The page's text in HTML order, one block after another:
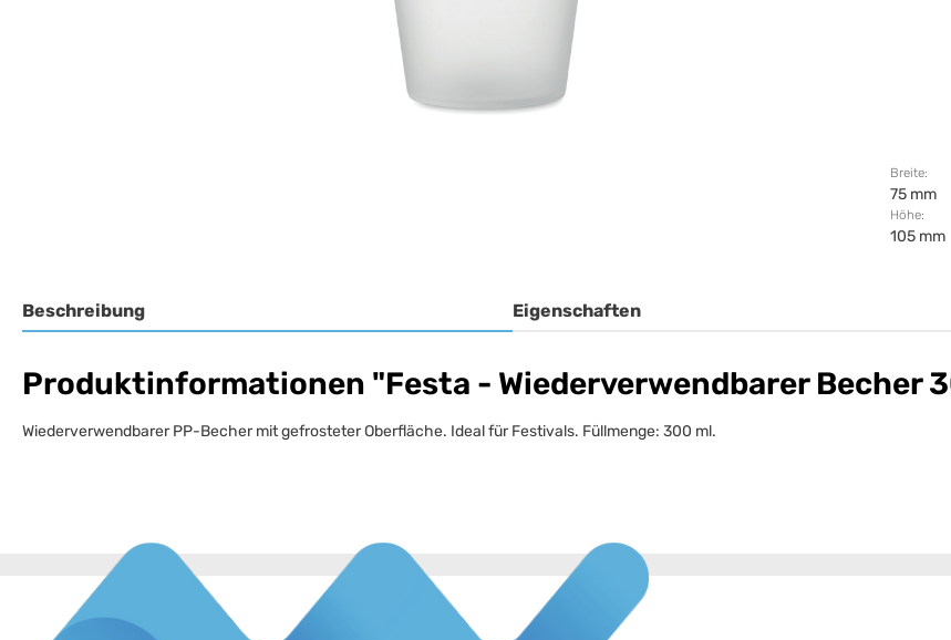
Breite:
75 mm
Höhe:
105 mm
Beschreibung Eigenschaften
Produktinformationen "Festa - Wiederverwendbarer Becher
Wiederverwendbarer PP-Becher mit gefrosteter Oberfläche. Ideal für Festivals. Füllmenge: 300 ml.